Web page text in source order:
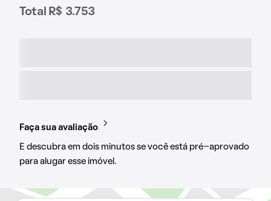
Total R$ 3.753
Faça sua avaliação
E descubra em dois minutos se você está pré-aprovado
para alugar esse imóvel.